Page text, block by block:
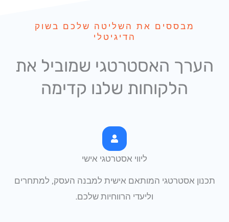
מבססים את השליטה שלכם בשוק
הדיגיטלי
הערך האסטרטגי שמוביל את
הלקוחות שלנו קדימה
ליווי אסטרטגי אישי
אסטרטגי המותאם אישית למבנה העסק, למתחרים
וליעדי הרווחיות שלכם.